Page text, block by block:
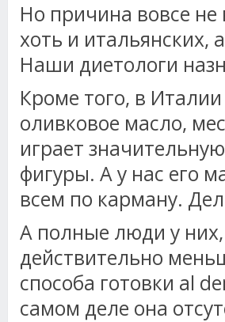
Но причина вовсе
хоть и итальянских,
Наши диетологи
Кроме того, в
оливковое масло,
играет
фигуры. А у нас его
всем по карману.
А полные люди у
действительно
способа готовки al
самом деле она